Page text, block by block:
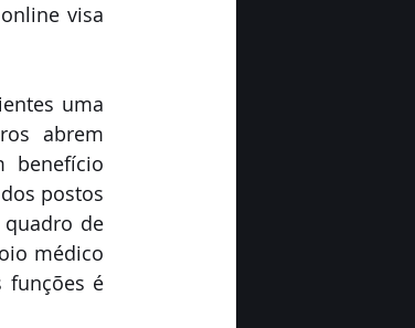
visa
uma
abrem
benefício
postos
de
médico
funções é